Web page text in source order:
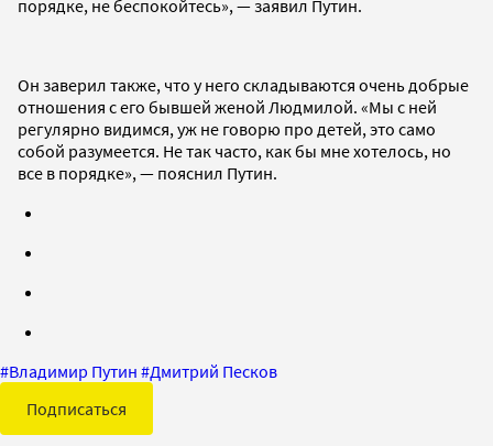
порядке, не беспокойтесь», — заявил Путин.
Он заверил также, что у него складываются очень добрые
отношения с его бывшей женой Людмилой. «Мы с ней
регулярно видимся, уж не говорю про детей, это само
собой разумеется. Не так часто, как бы мне хотелось, но
все в порядке», — пояснил Путин.
#Владимир Путин #Дмитрий Песков
Подписаться